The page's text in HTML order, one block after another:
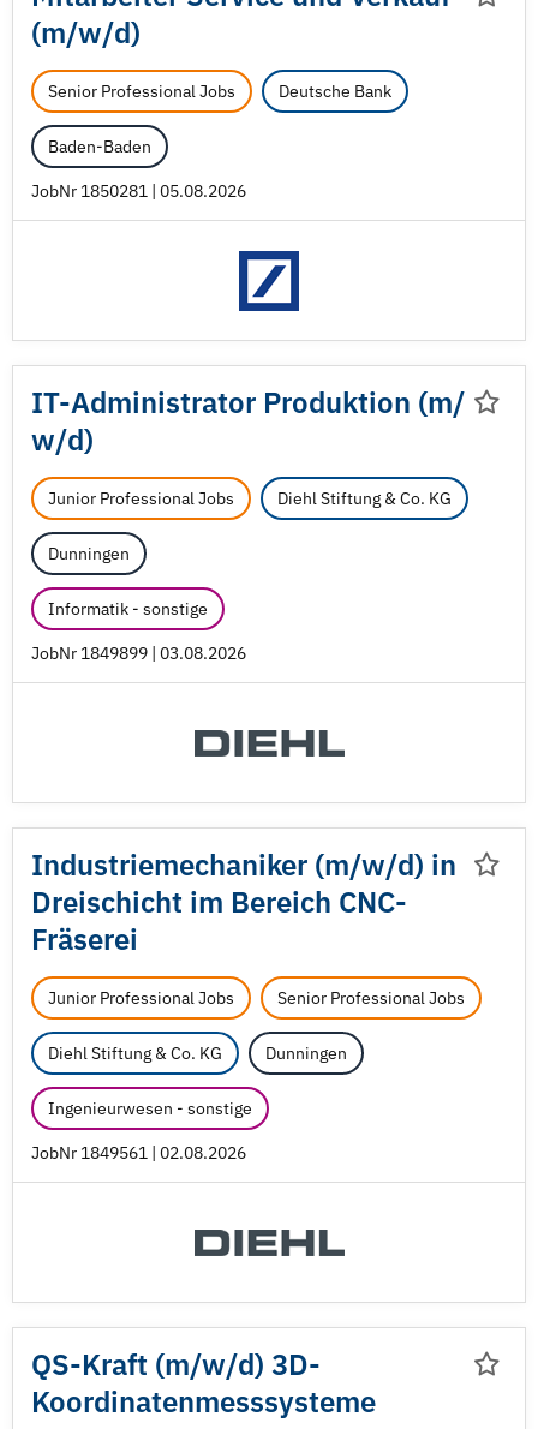
(m/w/d)
Senior Professional Jobs Deutsche Bank
Baden-Baden
JobNr 1850281 | 05.08.2026
IT-Administrator Produktion (m/
w/d)
Junior Professional Jobs Diehl Stiftung & Co. KG
Dunningen
Informatik - sonstige
JobNr 1849899 | 03.08.2026
Industriemechaniker (m/w/d) in
Dreischicht im Bereich CNC-
Fräserei
Junior Professional Jobs Senior Professional Jobs
Diehl Stiftung & Co. KG Dunningen
Ingenieurwesen - sonstige
JobNr 1849561 | 02.08.2026
QS-Kraft (m/w/d) 3D-
Koordinatenmesssysteme